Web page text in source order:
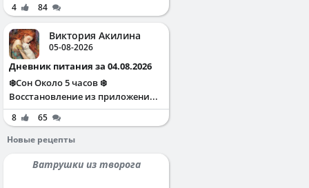
4 84
Виктория Акилина
05-08-2026
Дневник питания за 04.08.2026
❄️Сон Около 5 часов ❄️
Восстановление из приложени...
8
65
Новые рецепты
Ватрушки из творога